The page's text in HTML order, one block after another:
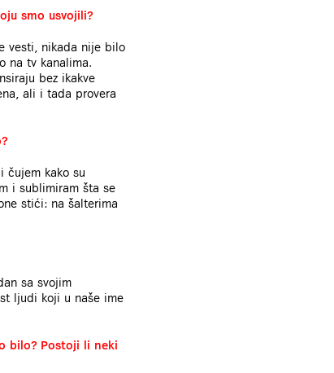
smo usvojili?
vesti, nikada nije bilo
na tv kanalima.
bez ikakve
ali i tada provera
čujem kako su
i sublimiram šta se
stići: na šalterima
sa svojim
ljudi koji u naše ime
bilo? Postoji li neki